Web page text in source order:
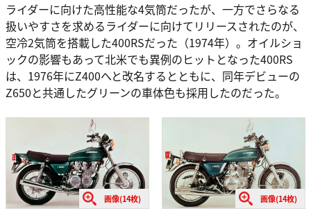
ライダーに向けた高性能な4気筒だったが、一方でさらなる
扱いやすさを求めるライダーに向けてリリースされたのが、
空冷2気筒を搭載した400RSだった（1974年）。オイルショ
ックの影響もあって北米でも異例のヒットとなった400RS
は、1976年にZ400へと改名するとともに、同年デビューの
Z650と共通したグリーンの車体色も採用したのだった。
画像(14枚) 画像(14枚)